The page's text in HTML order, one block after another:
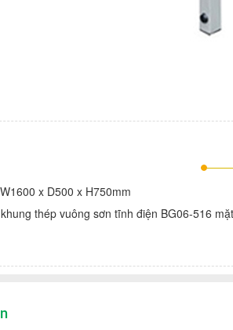
x D500 x H750mm
thép vuông sơn tĩnh điện BG06-516